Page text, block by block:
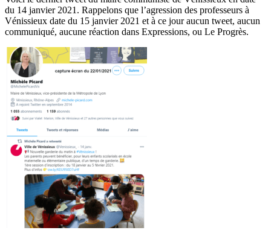
du 14 janvier 2021. Rappelons que l’agression des professeurs à
Vénissieux date du 15 janvier 2021 et à ce jour aucun tweet, aucun
communiqué, aucune réaction dans Expressions, ou Le Progrès.